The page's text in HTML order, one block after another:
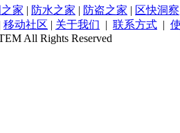
家 | 防水之家 | 防盗之家 | 区快洞察
移动社区 | 关于我们 | 联系方式 |
All Rights Reserved